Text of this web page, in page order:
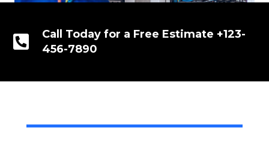
Call Today for a Free Estimate +123-
456-7890